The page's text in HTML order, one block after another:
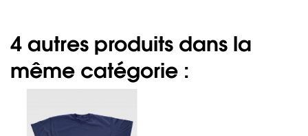
4 autres produits dans la
même catégorie :